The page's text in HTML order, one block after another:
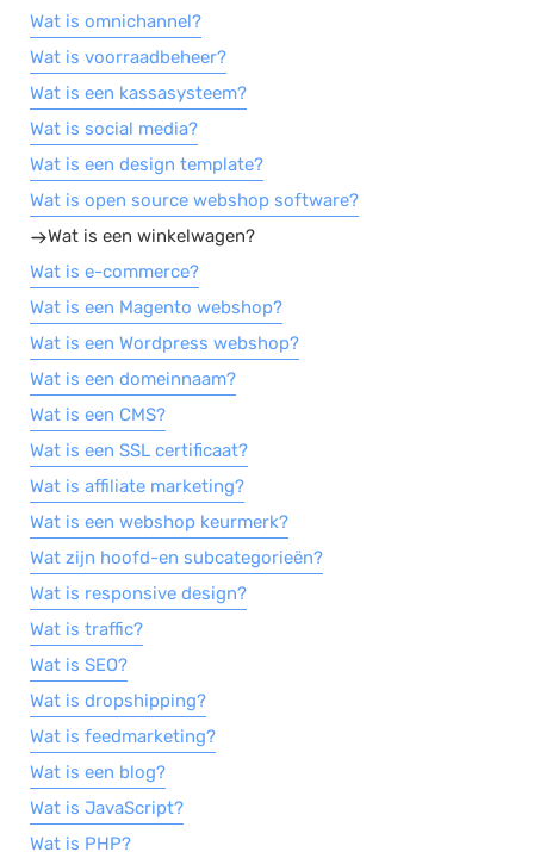
Chat
Helpdesk
Wat is omnichannel?
Wat is voorraadbeheer?
Wat is een kassasysteem?
Wat is social media?
Wat is een design template?
Wat is open source webshop software?
Wat is een winkelwagen?
Wat is e-commerce?
Wat is een Magento webshop?
Wat is een Wordpress webshop?
Wat is een domeinnaam?
Wat is een CMS?
Wat is een SSL certificaat?
Wat is affiliate marketing?
Wat is een webshop keurmerk?
Wat zijn hoofd-en subcategorieën?
Wat is responsive design?
Wat is traffic?
Wat is SEO?
Wat is dropshipping?
Wat is feedmarketing?
Wat is een blog?
Wat is JavaScript?
Wat is PHP?